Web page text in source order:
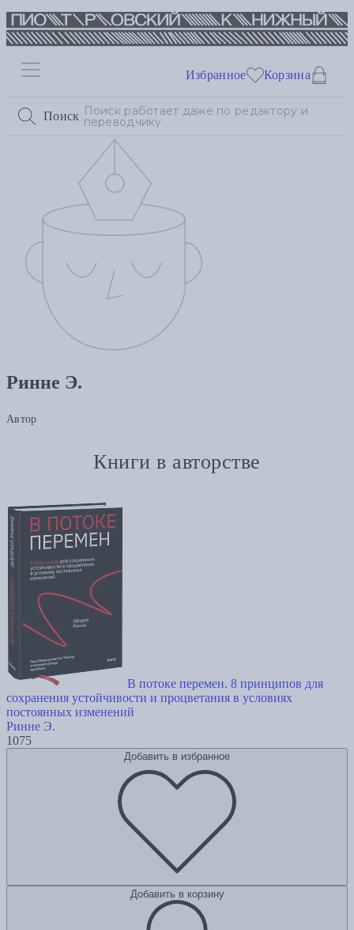
Поиск
Избранное Корзина
Ринне Э.
Автор
Книги в авторстве
В потоке перемен. 8 принципов для
сохранения устойчивости и процветания в условиях
постоянных изменений
Ринне Э.
1075
Добавить в избранное
Добавить в корзину